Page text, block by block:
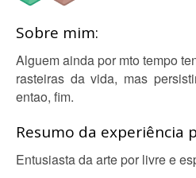
Sobre mim:
Alguem ainda por mto tempo
rasteiras da vida, mas
entao, fim.
Resumo da experiência
Entusiasta da arte por livre e